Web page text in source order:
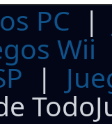
PC
Wii
|